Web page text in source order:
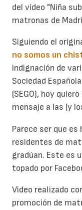
del vídeo "Niña
matronas de
Siguiendo el
no somos un
indignación de
Sociedad
(SEGO), hoy
mensaje a las (y
Parece ser que
residentes de
gradúan. Este es
topado por
Video realizado
promoción de